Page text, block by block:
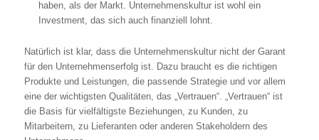
haben, als der Markt. Unternehmenskultur ist wohl ein
Investment, das sich auch finanziell lohnt.
Natürlich ist klar, dass die Unternehmenskultur nicht der Garant
für den Unternehmenserfolg ist. Dazu braucht es die richtigen
Produkte und Leistungen, die passende Strategie und vor allem
eine der wichtigsten Qualitäten, das „Vertrauen“. „Vertrauen“ ist
die Basis für vielfältigste Beziehungen, zu Kunden, zu
Mitarbeitern, zu Lieferanten oder anderen Stakeholdern des